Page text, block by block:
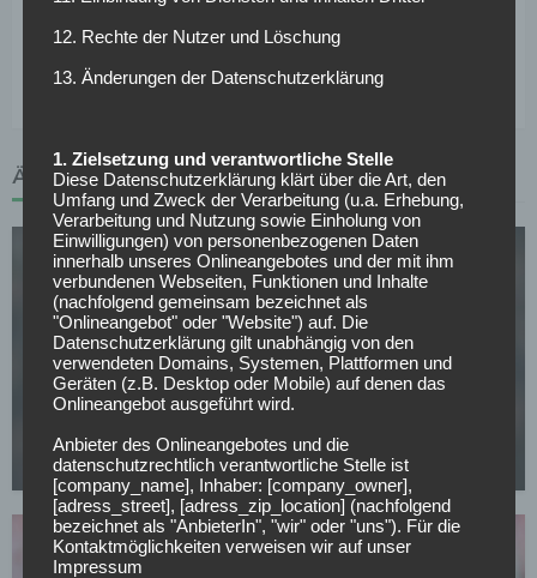
Preisschild für Perisic beharren. Dass sich der
Flügelspieler in München jedoch pudelwohl fühlt, ließ er
zuletzt verlauten.
ÄHNLICHE ARTIKEL
FC BAYERN MÜNCHEN
CL-Sieg und dann weg? PSG-Star im Visier von
europäischen Topklubs
08.05.2026
12. Rechte der Nutzer und Löschung
13. Änderungen der Datenschutzerklärung
1. Zielsetzung und verantwortliche Stelle
Diese Datenschutzerklärung klärt über die Art, den
Umfang und Zweck der Verarbeitung (u.a. Erhebung,
Verarbeitung und Nutzung sowie Einholung von
Einwilligungen) von personenbezogenen Daten
innerhalb unseres Onlineangebotes und der mit ihm
verbundenen Webseiten, Funktionen und Inhalte
(nachfolgend gemeinsam bezeichnet als
"Onlineangebot" oder "Website") auf. Die
Datenschutzerklärung gilt unabhängig von den
verwendeten Domains, Systemen, Plattformen und
Geräten (z.B. Desktop oder Mobile) auf denen das
Onlineangebot ausgeführt wird.
Anbieter des Onlineangebotes und die
datenschutzrechtlich verantwortliche Stelle ist
[company_name], Inhaber: [company_owner],
[adress_street], [adress_zip_location] (nachfolgend
bezeichnet als "AnbieterIn", "wir" oder "uns"). Für die
Kontaktmöglichkeiten verweisen wir auf unser
Impressum